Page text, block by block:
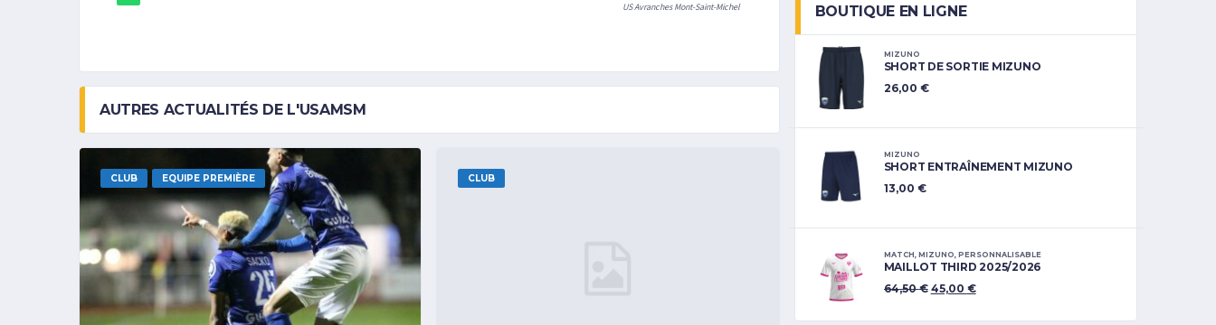
US Avranches Mont-Saint-Michel
AUTRES ACTUALITÉS DE L'USAMSM
CLUB EQUIPE PREMIÈRE CLUB
BOUTIQUE EN LIGNE
MIZUNO
SHORT DE SORTIE MIZUNO
26,00 €
MIZUNO
SHORT ENTRAÎNEMENT MIZUNO
13,00 €
MATCH, MIZUNO, PERSONNALISABLE
MAILLOT THIRD 2025/2026
64,50€ 45,00 €